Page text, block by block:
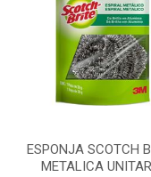
ESPONJA SCOTCH
METALICA